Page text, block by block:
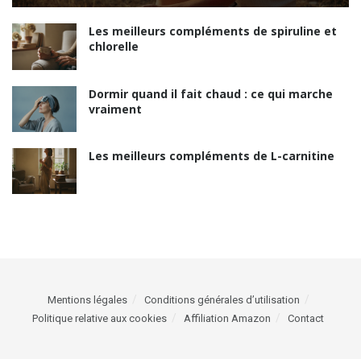
Les meilleurs compléments de spiruline et
chlorelle
Dormir quand il fait chaud : ce qui marche
vraiment
Les meilleurs compléments de L-carnitine
Mentions légales
Conditions générales d’utilisation
Politique relative aux cookies
Affiliation Amazon Contact